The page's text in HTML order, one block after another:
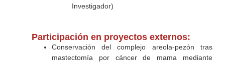
Investigador)
Participación en proyectos externos:
Conservación del complejo areola-pezón tras
mastectomía por cáncer de mama mediante